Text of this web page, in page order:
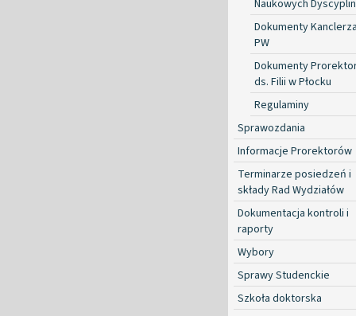
Naukowych Dyscyplin
Dokumenty
PW
Dokumenty
ds. Filii w Płocku
Regulaminy
Sprawozdania
Informacje Prorektorów
Terminarze posiedzeń i
składy Rad Wydziałów
Dokumentacja kontroli i
raporty
Wybory
Sprawy Studenckie
Szkoła doktorska